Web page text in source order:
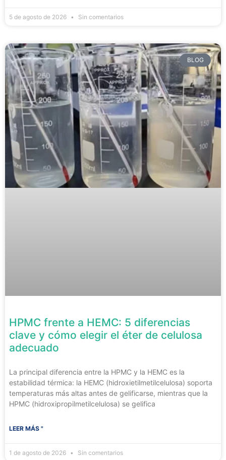
5 de agosto de 2026 Sin comentarios
BLOG
HPMC frente a HEMC: 5 diferencias
clave y cómo elegir el éter de celulosa
adecuado
La principal diferencia entre la HPMC y la HEMC es la
estabilidad térmica: la HEMC (hidroxietilmetilcelulosa) soporta
temperaturas más altas antes de gelificarse, mientras que la
HPMC (hidroxipropilmetilcelulosa) se gelifica
LEER MÁS "
1 de agosto de 2026 Sin comentarios